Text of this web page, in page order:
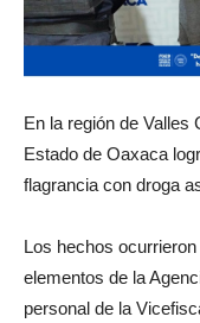
En la región de Valles
Estado de Oaxaca
flagrancia con droga
Los hechos
elementos de la
personal de la